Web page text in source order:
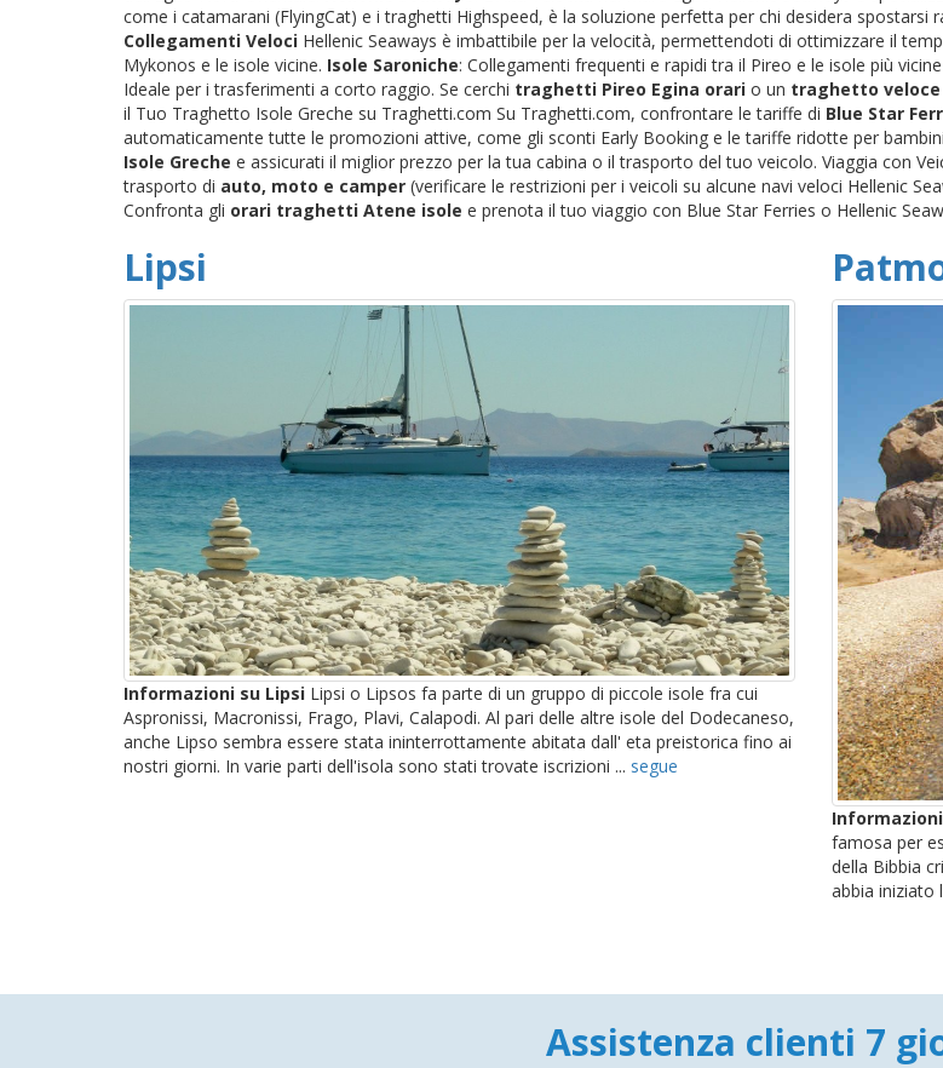
come i catamarani (FlyingCat) e i traghetti Highspeed, è la soluzione perfetta per chi desidera
Collegamenti Veloci Hellenic Seaways è imbattibile per la velocità, permettendoti di ottimizzare il
Mykonos e le isole vicine. Isole Saroniche: Collegamenti frequenti e rapidi tra il Pireo e le isole più
Ideale per i trasferimenti a corto raggio. Se cerchi traghetti Pireo Egina orari o un traghetto veloce
il Tuo Traghetto Isole Greche su Traghetti.com Su Traghetti.com, confrontare le tariffe di Blue Star
automaticamente tutte le promozioni attive, come gli sconti Early Booking e le tariffe ridotte per
Isole Greche e assicurati il miglior prezzo per la tua cabina o il trasporto del tuo veicolo. Viaggia con
trasporto di auto, moto e camper (verificare le restrizioni per i veicoli su alcune navi veloci Hellenic
Confronta gli orari traghetti Atene isole e prenota il tuo viaggio con Blue Star Ferries o Hellenic
Lipsi
Informazioni su Lipsi Lipsi o Lipsos fa parte di un gruppo di piccole isole fra cui
Aspronissi, Macronissi, Frago, Plavi, Calapodi. Al pari delle altre isole del Dodecaneso,
anche Lipso sembra essere stata ininterrottamente abitata dall' eta preistorica fino ai
nostri giorni. In varie parti dell'isola sono stati trovate iscrizioni ... segue
famosa per
della Bibbia
abbia iniziato
Assistenza clienti 7